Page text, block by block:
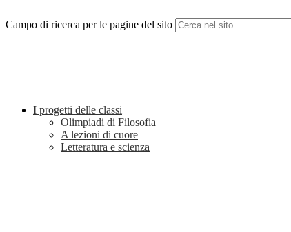
Campo di ricerca per le pagine del sito
I progetti delle classi
Olimpiadi di Filosofia
A lezioni di cuore
Letteratura e scienza